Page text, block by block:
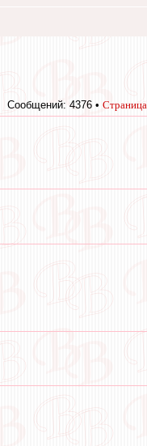
Сообщений: 4376 • Страница